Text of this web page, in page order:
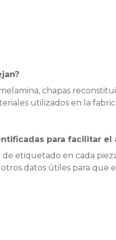
chapas
utilizados en la
para facilitar el
etiquetado en cada
datos útiles para que